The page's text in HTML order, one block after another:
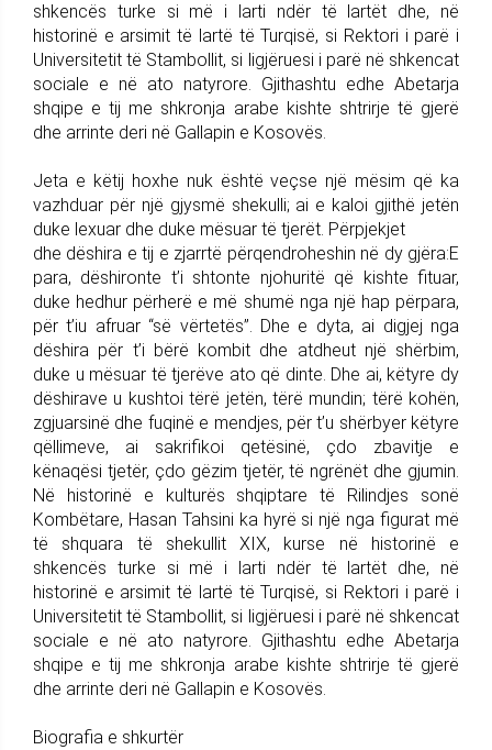
shkencës turke si më i larti ndër të lartët dhe, në
historinë e arsimit të lartë të Turqisë, si Rektori i parë i
Universitetit të Stambollit, si ligjëruesi i parë në shkencat
sociale e në ato natyrore. Gjithashtu edhe Abetarja
shqipe e tij me shkronja arabe kishte shtrirje të gjerë
dhe arrinte deri në Gallapin e Kosovës.
Jeta e këtij hoxhe nuk është veçse një mësim që ka
vazhduar për një gjysmë shekulli; ai e kaloi gjithë jetën
duke lexuar dhe duke mësuar të tjerët. Përpjekjet
dhe dëshira e tij e zjarrtë përqendroheshin në dy gjëra:E
para, dëshironte t’i shtonte njohuritë që kishte fituar,
duke hedhur përherë e më shumë nga një hap përpara,
për t’iu afruar “së vërtetës”. Dhe e dyta, ai digjej nga
dëshira për t’i bërë kombit dhe atdheut një shërbim,
duke u mësuar të tjerëve ato që dinte. Dhe ai, këtyre dy
dëshirave u kushtoi tërë jetën, tërë mundin; tërë kohën,
zgjuarsinë dhe fuqinë e mendjes, për t’u shërbyer këtyre
qëllimeve, ai sakrifikoi qetësinë, çdo zbavitje e
kënaqësi tjetër, çdo gëzim tjetër, të ngrënët dhe gjumin.
Në historinë e kulturës shqiptare të Rilindjes sonë
Kombëtare, Hasan Tahsini ka hyrë si një nga figurat më
të shquara të shekullit XIX, kurse në historinë e
shkencës turke si më i larti ndër të lartët dhe, në
historinë e arsimit të lartë të Turqisë, si Rektori i parë i
Universitetit të Stambollit, si ligjëruesi i parë në shkencat
sociale e në ato natyrore. Gjithashtu edhe Abetarja
shqipe e tij me shkronja arabe kishte shtrirje të gjerë
dhe arrinte deri në Gallapin e Kosovës.
Biografia e shkurtër